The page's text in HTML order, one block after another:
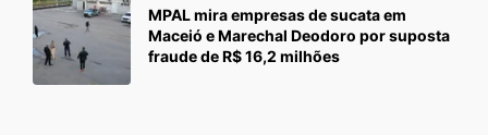
MPAL mira empresas de sucata em
Maceió e Marechal Deodoro por suposta
fraude de R$ 16,2 milhões